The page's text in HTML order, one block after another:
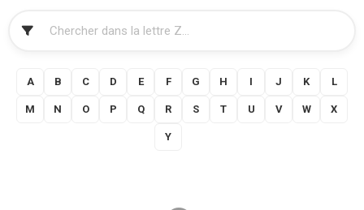
A B C D E F G H I J K L
M N O P Q R S T U V W X
Y